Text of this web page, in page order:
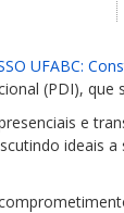
UFABC:
(PDI),
e
ideais